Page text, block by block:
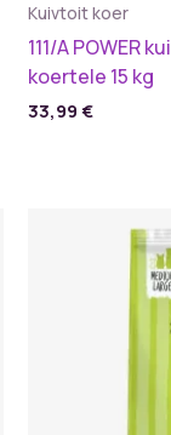
Kuivtoit koer
111/A POWER
koertele 15 kg
33,99 €